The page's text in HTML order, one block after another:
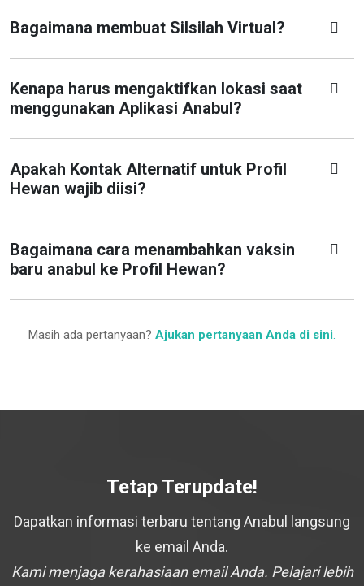
Bagaimana membuat Silsilah Virtual?
Kenapa harus mengaktifkan lokasi saat
menggunakan Aplikasi Anabul?
Apakah Kontak Alternatif untuk Profil
Hewan wajib diisi?
Bagaimana cara menambahkan vaksin
baru anabul ke Profil Hewan?
Masih ada pertanyaan? Ajukan pertanyaan Anda di sini.
Tetap Terupdate!
Dapatkan informasi terbaru tentang Anabul langsung
ke email Anda.
Kami menjaga kerahasiaan email Anda. Pelajari lebih